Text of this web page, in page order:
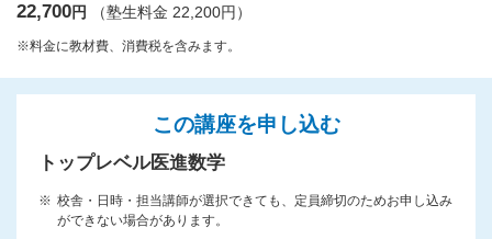
22,700円 （塾生料金 22,200円）
※料金に教材費、消費税を含みます。
この講座を申し込む
トップレベル医進数学
校舎・日時・担当講師が選択できても、定員締切のためお申し込み
ができない場合があります。